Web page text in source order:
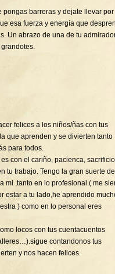
pongas barreras y dejate llevar por
esa fuerza y energía que
Un abrazo de una de tu
felices a los niños/ñas con tus
que aprenden y se divierten tanto
para todos.
con el cariño, pacienca,
tu trabajo. Tengo la gran suerte de
mi ,tanto en lo profesional ( me
estar a tu lado,he aprendido
) como en lo personal eres
locos con tus cuentacuentos
contandonos tus
y nos hacen felices.